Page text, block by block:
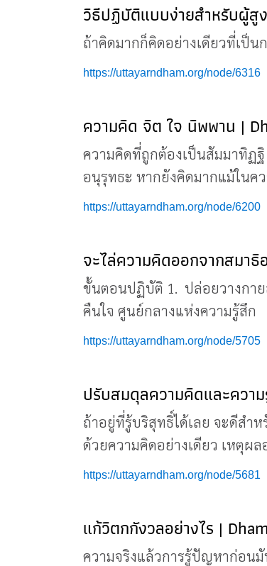
วิธีปฏิบัติแบบง่ายสำหรับผู้สู
ถ้าคิดมากก็คิดอย่างเดียวที่เป็
https://uttayarndham.org/node/6316
ความคิด จิต ใจ นิพพาน |
ความคิดที่ถูกต้องเป็นสัมมาทิฏ
อนุรุทธะ หากยังคิดมากแม้ในค
https://uttayarndham.org/node/6200
จะไล่ความคิดออกจากสมาธิ
ขั้นตอนปฏิบัติ 1. ปล่อยวางกาย
คืนใจ ศูนย์กลางแห่งความรู้สึก
https://uttayarndham.org/node/5705
ปรับสมดุลความคิดและควา
ถ้าอยู่ที่รู้บริสุทธิ์ได้เลย จะดีสำ
ด้วยความคิดอย่างเดียว เหตุผ
https://uttayarndham.org/node/5681
แก้วิตกกังวลอย่างไร |
ความจริงแล้วการรู้ปัญหาก่อน